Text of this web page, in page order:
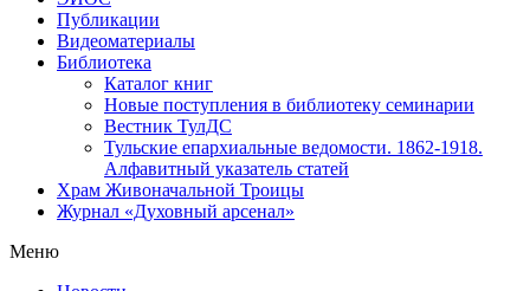
Публикации
Видеоматериалы
Библиотека
Каталог книг
Новые поступления в библиотеку семинарии
Вестник ТулДС
Тульские епархиальные ведомости. 1862-1918.
Алфавитный указатель статей
Храм Живоначальной Троицы
Журнал «Духовный арсенал»
Меню